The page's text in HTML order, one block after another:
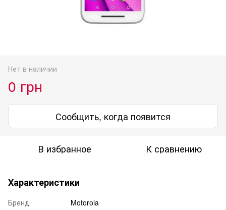
Нет в наличии
0 грн
Сообщить, когда появится
В избранное К сравнению
Характеристики
Бренд
Motorola